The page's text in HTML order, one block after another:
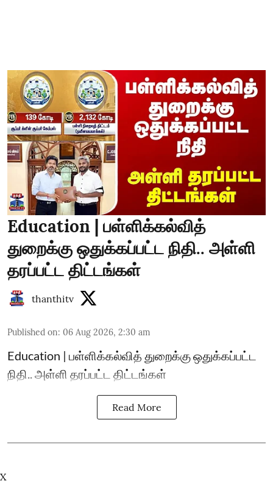
Education | பள்ளிக்கல்வித்
துறைக்கு ஒதுக்கப்பட்ட நிதி.. அள்ளி
தரப்பட்ட திட்டங்கள்
thanthitv
Published on: 06 Aug 2026, 2:30 am
Education | பள்ளிக்கல்வித் துறைக்கு ஒதுக்கப்பட்ட
நிதி.. அள்ளி தரப்பட்ட திட்டங்கள்
Read More
X